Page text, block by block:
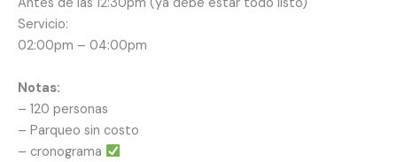
Servicio:
02:00pm – 04:00pm
Notas:
– 120 personas
– ⁠Parqueo sin costo
– ⁠cronograma